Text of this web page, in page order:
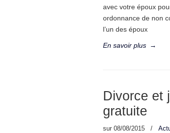
avec votre époux
ordonnance de non
l’un des époux
En savoir plus →
Divorce et
gratuite
sur 08/08/2015 /